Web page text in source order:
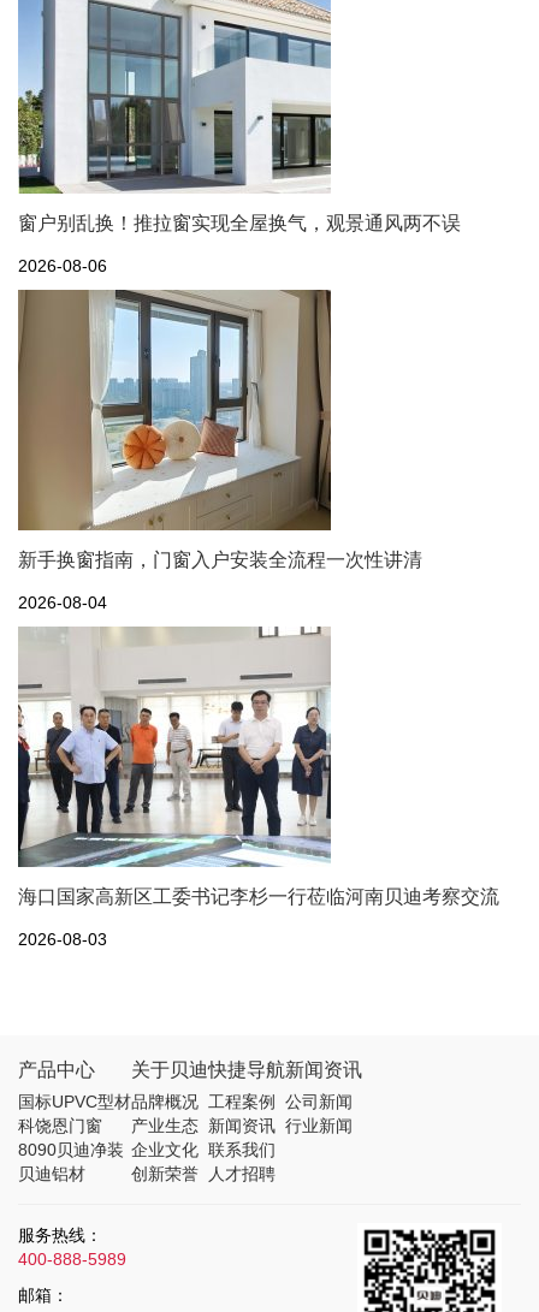
窗户别乱换！推拉窗实现全屋换气，观景通风两不误
2026-08-06
新手换窗指南，门窗入户安装全流程一次性讲清
2026-08-04
海口国家高新区工委书记李杉一行莅临河南贝迪考察交流
2026-08-03
产品中心
国标UPVC型材
科饶恩门窗
8090贝迪净装
贝迪铝材
关于贝迪
品牌概况
产业生态
企业文化
创新荣誉
快捷导航
工程案例
新闻资讯
联系我们
人才招聘
新闻资讯
公司新闻
行业新闻
服务热线：
400-888-5989
邮箱：